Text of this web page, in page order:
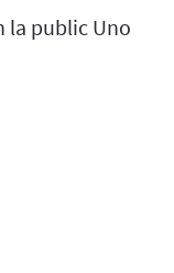
la public Uno